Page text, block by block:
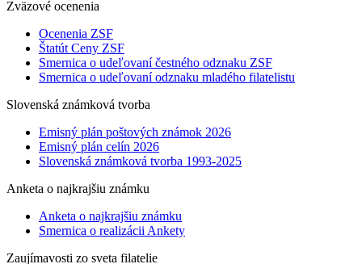
Zväzové ocenenia
Ocenenia ZSF
Štatút Ceny ZSF
Smernica o udeľovaní čestného odznaku ZSF
Smernica o udeľovaní odznaku mladého filatelistu
Slovenská známková tvorba
Emisný plán poštových známok 2026
Emisný plán celín 2026
Slovenská známková tvorba 1993-2025
Anketa o najkrajšiu známku
Anketa o najkrajšiu známku
Smernica o realizácii Ankety
Zaujímavosti zo sveta filatelie